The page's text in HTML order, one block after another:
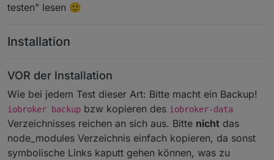
testen" lesen 🙂
Installation
VOR der Installation
Wie bei jedem Test dieser Art: Bitte macht ein Backup!
iobroker backup bzw kopieren des iobroker-data
Verzeichnisses reichen an sich aus. Bitte nicht das
node_modules Verzeichnis einfach kopieren, da sonst
symbolische Links kaputt gehen können, was zu